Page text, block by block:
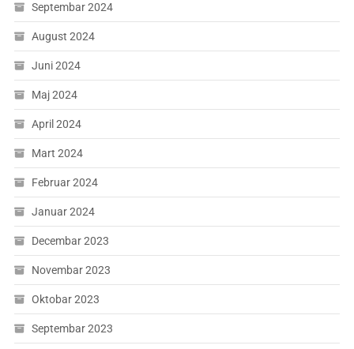
Septembar 2024
August 2024
Juni 2024
Maj 2024
April 2024
Mart 2024
Februar 2024
Januar 2024
Decembar 2023
Novembar 2023
Oktobar 2023
Septembar 2023